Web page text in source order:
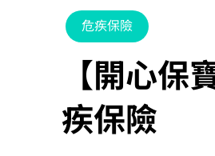
危疾保險
【開心
疾保險